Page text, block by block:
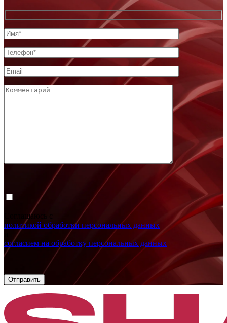
Соглашаюсь с
политикой обработки персональных данных
согласием на обработку персональных данных